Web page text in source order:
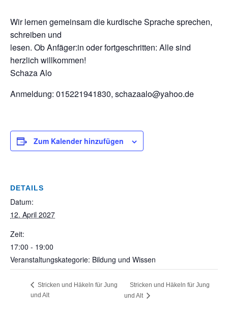
Wir lernen gemeinsam die kurdische Sprache sprechen,
schreiben und
lesen. Ob Anfäger:in oder fortgeschritten: Alle sind
herzlich willkommen!
Schaza Alo
Anmeldung: 015221941830, schazaalo@yahoo.de
Zum Kalender hinzufügen
DETAILS
Datum:
12. April 2027
Zeit:
17:00 - 19:00
Veranstaltungskategorie: Bildung und Wissen
Stricken und Häkeln für Jung
und Alt
Stricken und Häkeln für Jung
und Alt